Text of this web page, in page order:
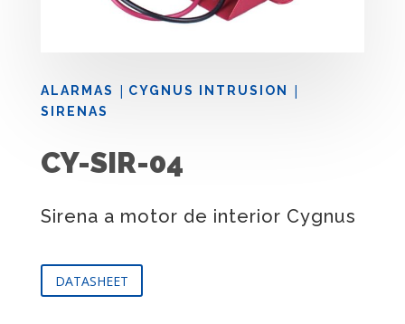
ALARMAS | CYGNUS INTRUSION |
SIRENAS
CY-SIR-04
Sirena a motor de interior Cygnus
DATASHEET